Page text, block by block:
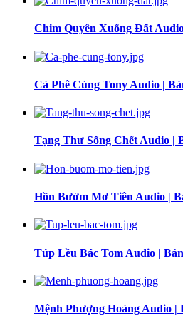
Chim Quyên Xuống Đất
Cà Phê Cùng Tony Audio |
Tạng Thư Sống Chết Audio |
Hồn Bướm Mơ Tiên Audio |
Túp Lều Bác Tom Audio |
Mệnh Phượng Hoàng Audio |